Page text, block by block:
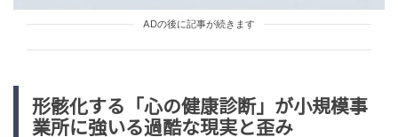
「ポイ捨てする人は許せない」マナーに厳しい隣人。だ
tend Editorial Team
ADの後に記事が続きます
形骸化する「心の健康診断」が小規模事
業所に強いる過酷な現実と歪み